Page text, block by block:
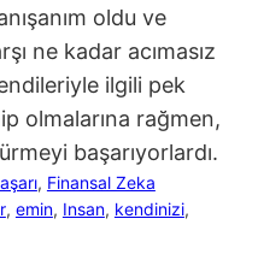
oldu ve
ne kadar acımasız
ilgili pek
olmalarına rağmen,
başarıyorlardı.
, Finansal Zeka
, emin, Insan, kendinizi,